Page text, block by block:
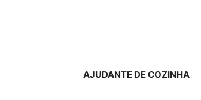
AJUDANTE DE COZINHA